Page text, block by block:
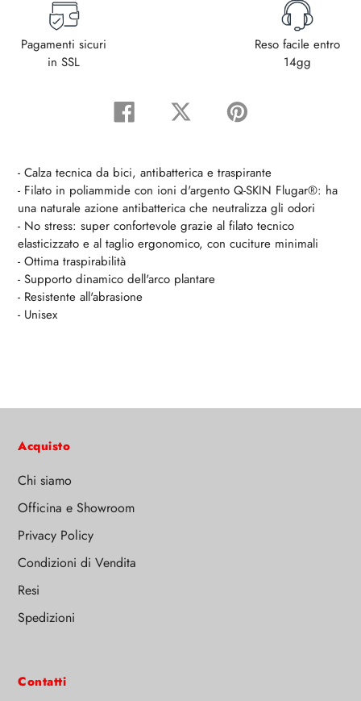
Pagamenti sicuri
in SSL
Reso facile entro
14gg
Condividi
su
Tweet
su
Pin
su
- Calza tecnica da bici, antibatterica e traspirante
- Filato in poliammide con ioni d'argento Q-SKIN Flugar®: ha
una naturale azione antibatterica che neutralizza gli odori
- No stress: super confortevole grazie al filato tecnico
elasticizzato e al taglio ergonomico, con cuciture minimali
- Ottima traspirabilità
- Supporto dinamico dell'arco plantare
- Resistente all'abrasione
- Unisex
Acquisto
Chi siamo
Officina e Showroom
Privacy Policy
Condizioni di Vendita
Resi
Spedizioni
Contatti